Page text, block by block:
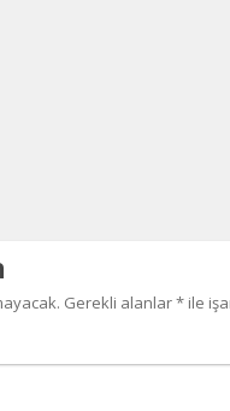
Gerekli alanlar* ile